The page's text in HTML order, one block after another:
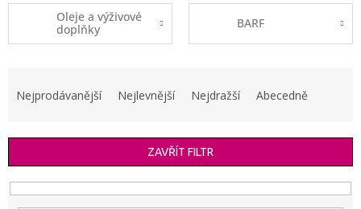
Oleje a výživové
doplňky
BARF
í
p
r
Nejprodávanější Nejlevnější Nejdražší Abecedně
ZAVŘÍT FILTR